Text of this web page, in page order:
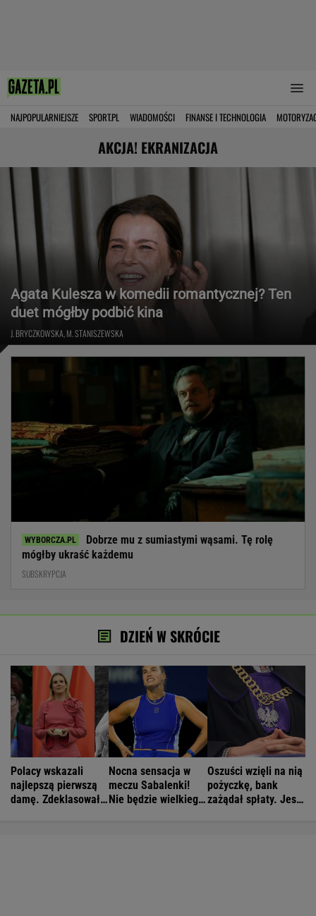
NAJPOPULARNIEJSZE SPORT.PL WIADOMOŚCI FINANSE I TECHNOLOGIA
AKCJA! EKRANIZACJA
Agata Kulesza w komedii romantycznej? Ten
duet mógłby podbić kina
J. BRYCZKOWSKA, M. STANISZEWSKA
Dobrze mu z sumiastymi wąsami. Tę rolę
mógłby ukraść każdemu
SUBSKRYPCJA
DZIEŃ W SKRÓCIE
Polacy wskazali
najlepszą pierwszą
damę. Zdeklasowała
Nocna sensacja w
meczu Sabalenki!
Nie będzie wielkiego
Oszuści wzięli na nią
pożyczkę, bank
zażądał spłaty. Jest